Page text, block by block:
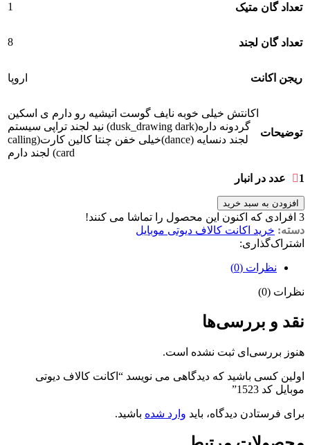
تعداد گان متیک 1
تعداد گان لجند 8
ریجن اکانت اروپا
توضیحات
اکانتش خیلی خوبه نایف گوست اتیشیه رو دارم ی اسکین
گردونه داره(dusk_drawing dark) نید لجند تراپی سیستم
لجند دنسایه (dance)خیلی خفن چنتا کالین کارت(calling
card) لجند دارم
1 عدد در انبار
افزودن به سبد خرید
3 افرادی که اکنون این محصول را تماشا می کنند!
دسته: خرید اکانت کالاف دیوتی موبایل
اشتراک‌گذاری:
نظرات (0)
نظرات (0)
نقد و بررسی‌ها
هنوز بررسی‌ای ثبت نشده است.
اولین کسی باشید که دیدگاهی می نویسد “اکانت کالاف دیوتی
موبایل کد 1523”
برای فرستادن دیدگاه، باید وارد شده باشید.